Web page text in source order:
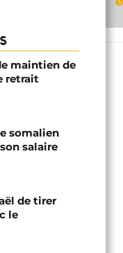
maintien de
retrait
somalien
salaire
de tirer
le